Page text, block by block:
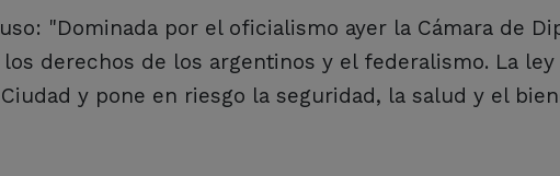
"Dominada por el oficialismo ayer la Cámara de
derechos de los argentinos y el federalismo. La ley
y pone en riesgo la seguridad, la salud y el